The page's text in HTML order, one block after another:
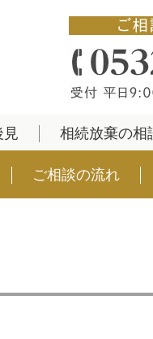
見 相続放棄の相
ご相談の流れ